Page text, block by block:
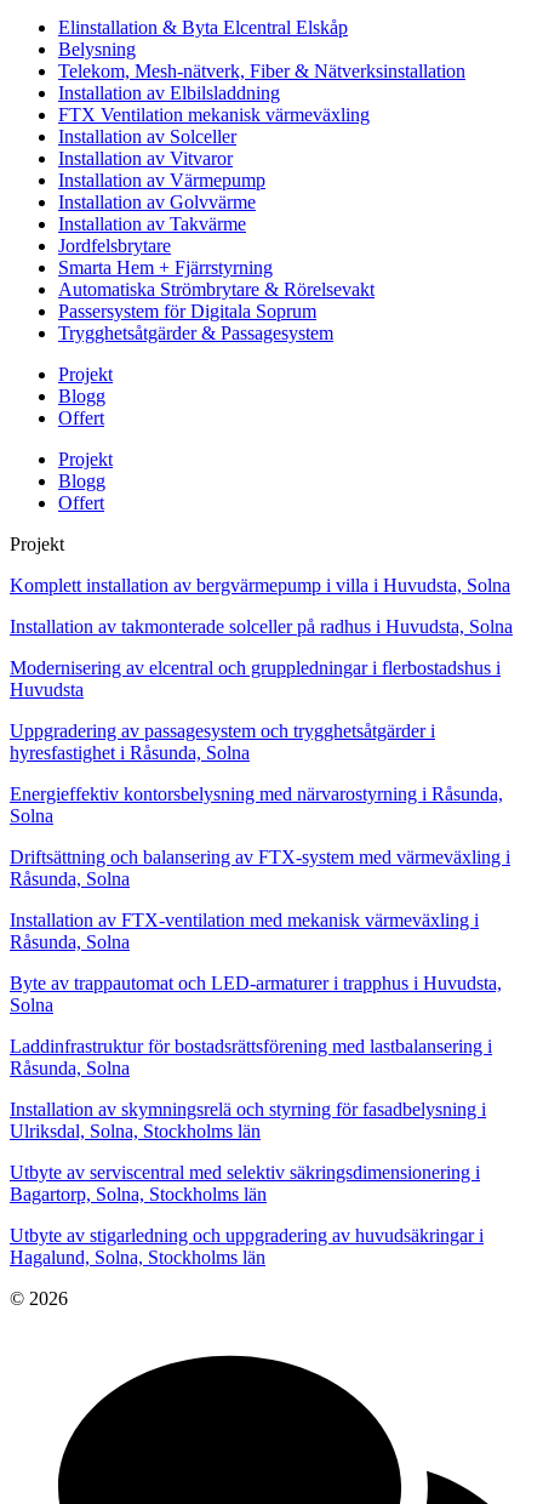
Elinstallation & Byta Elcentral Elskåp
Belysning
Telekom, Mesh-nätverk, Fiber & Nätverksinstallation
Installation av Elbilsladdning
FTX Ventilation mekanisk värmeväxling
Installation av Solceller
Installation av Vitvaror
Installation av Värmepump
Installation av Golvvärme
Installation av Takvärme
Jordfelsbrytare
Smarta Hem + Fjärrstyrning
Automatiska Strömbrytare & Rörelsevakt
Passersystem för Digitala Soprum
Trygghetsåtgärder & Passagesystem
Projekt
Blogg
Offert
Projekt
Blogg
Offert
Projekt
Komplett installation av bergvärmepump i villa i Huvudsta, Solna
Installation av takmonterade solceller på radhus i Huvudsta, Solna
Modernisering av elcentral och gruppledningar i flerbostadshus i
Huvudsta
Uppgradering av passagesystem och trygghetsåtgärder i
hyresfastighet i Råsunda, Solna
Energieffektiv kontorsbelysning med närvarostyrning i Råsunda,
Solna
Driftsättning och balansering av FTX-system med värmeväxling i
Råsunda, Solna
Installation av FTX-ventilation med mekanisk värmeväxling i
Råsunda, Solna
Byte av trappautomat och LED-armaturer i trapphus i Huvudsta,
Solna
Laddinfrastruktur för bostadsrättsförening med lastbalansering i
Råsunda, Solna
Installation av skymningsrelä och styrning för fasadbelysning i
Ulriksdal, Solna, Stockholms län
Utbyte av serviscentral med selektiv säkringsdimensionering i
Bagartorp, Solna, Stockholms län
Utbyte av stigarledning och uppgradering av huvudsäkringar i
Hagalund, Solna, Stockholms län
© 2026